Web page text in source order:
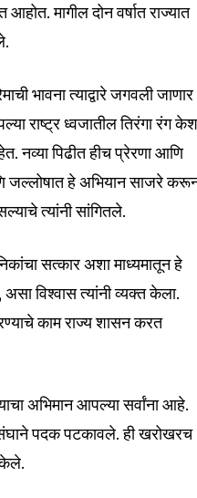
click
and
I've read and
मागील दोन वर्षात राज्यात
भावना त्याद्वारे जगवली जाणार
राष्ट्र ध्वजातील तिरंगा रंग
नव्या पिढीत हीच प्रेरणा आणि
जल्लोषात हे अभियान साजरे
त्यांनी सांगितले.
सत्कार अशा माध्यमातून हे
विश्वास त्यांनी व्यक्त केला.
काम राज्य शासन करत
अभिमान आपल्या सर्वांना आहे.
संघाने पदक पटकावले. ही खरोखरच
केले.